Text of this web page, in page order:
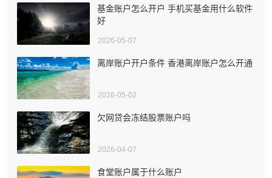
基金账户怎么开户 手机买基金用什么软件
好
2026-05-07
离岸账户开户条件 香港离岸账户怎么开通
2026-05-02
欠网贷会冻结股票账户吗
2026-04-07
食堂账户属于什么账户